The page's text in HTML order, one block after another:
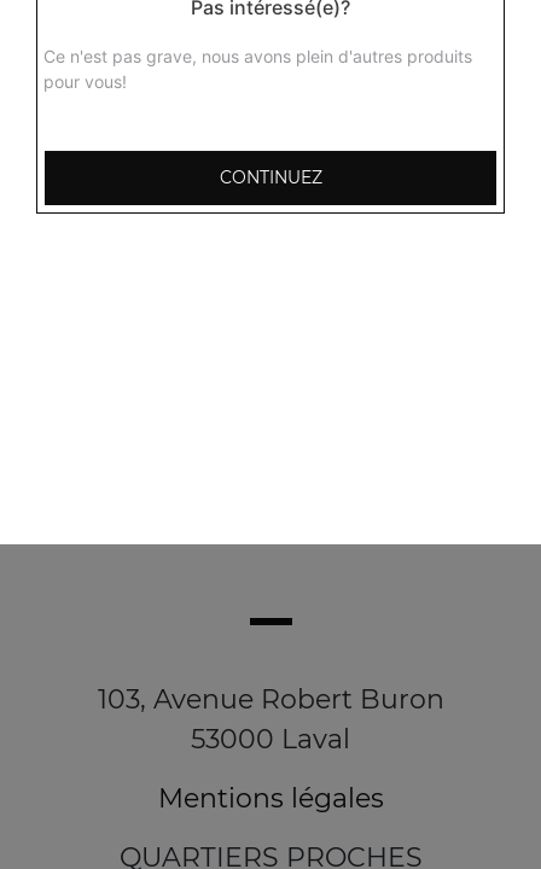
Curry d'agneau aux lentilles jaunes avec différentes
épices du kashmir + 1 potion de riz basmati
Agneau aux champignons
Curry d'agneau aux champignons délicieusement
103, Avenue Robert Buron
53000 Laval
Mentions légales
QUARTIERS PROCHES
Pas intéressé(e)?
Ce n'est pas grave, nous avons plein d'autres produits
pour vous!
CONTINUEZ